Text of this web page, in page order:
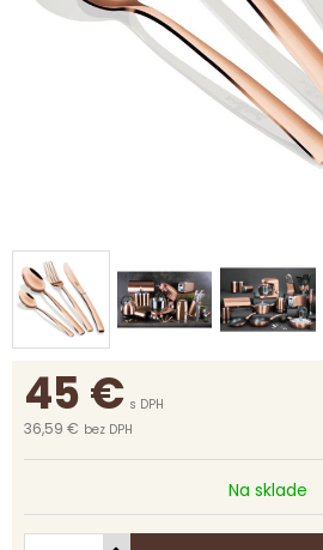
45€ s DPH
36,59 € bez DPH
Na sklade